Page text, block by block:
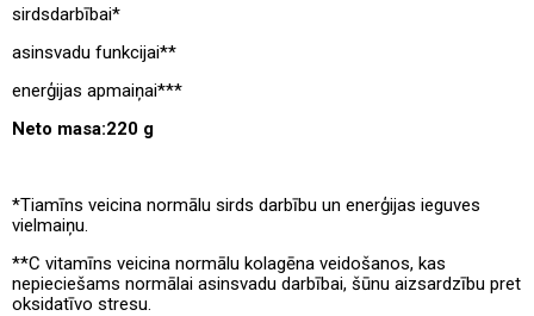
sirdsdarbībai*
asinsvadu funkcijai**
enerģijas apmaiņai***
Neto masa:220 g
*Tiamīns veicina normālu sirds darbību un enerģijas ieguves
vielmaiņu.
**C vitamīns veicina normālu kolagēna veidošanos, kas
nepieciešams normālai asinsvadu darbībai, šūnu aizsardzību pret
oksidatīvo stresu.